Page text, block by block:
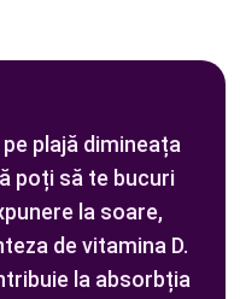
plajă dimineața
poți să te bucuri
la soare,
de vitamina D.
la absorbția